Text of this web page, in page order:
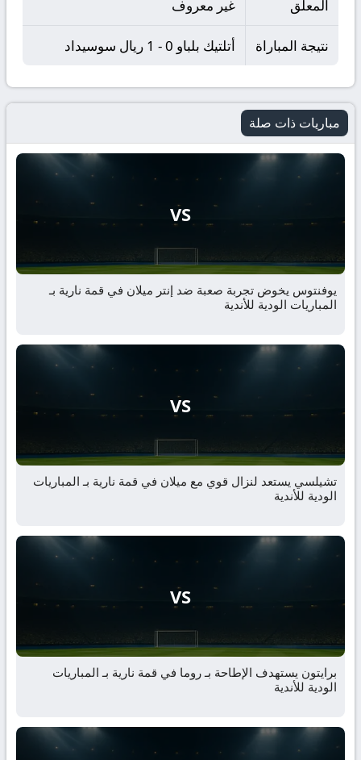
المعلق غير معروف
نتيجة المباراة أتلتيك بلباو 0 - 1 ريال سوسيداد
مباريات ذات صلة
VS
يوفنتوس يخوض تجربة صعبة ضد إنتر ميلان في قمة نارية بـ
المباريات الودية للأندية
VS
تشيلسي يستعد لنزال قوي مع ميلان في قمة نارية بـ المباريات
الودية للأندية
VS
برايتون يستهدف الإطاحة بـ روما في قمة نارية بـ المباريات
الودية للأندية